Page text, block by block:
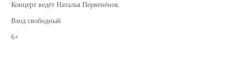
Концерт ведёт Наталья Первенёнок.
Вход свободный
6+